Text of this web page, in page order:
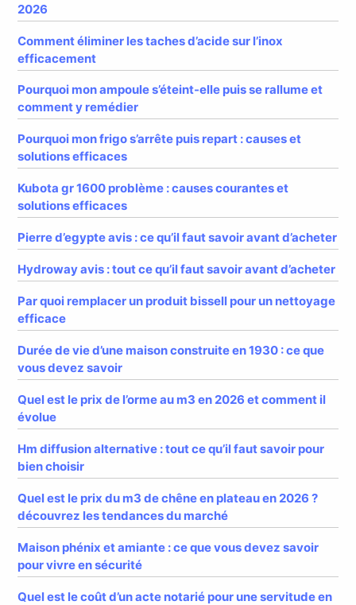
2026
Comment éliminer les taches d’acide sur l’inox
efficacement
Pourquoi mon ampoule s’éteint-elle puis se rallume et
comment y remédier
Pourquoi mon frigo s’arrête puis repart : causes et
solutions efficaces
Kubota gr 1600 problème : causes courantes et
solutions efficaces
Pierre d’egypte avis : ce qu’il faut savoir avant d’acheter
Hydroway avis : tout ce qu’il faut savoir avant d’acheter
Par quoi remplacer un produit bissell pour un nettoyage
efficace
Durée de vie d’une maison construite en 1930 : ce que
vous devez savoir
Quel est le prix de l’orme au m3 en 2026 et comment il
évolue
Hm diffusion alternative : tout ce qu’il faut savoir pour
bien choisir
Quel est le prix du m3 de chêne en plateau en 2026 ?
découvrez les tendances du marché
Maison phénix et amiante : ce que vous devez savoir
pour vivre en sécurité
Quel est le coût d’un acte notarié pour une servitude en